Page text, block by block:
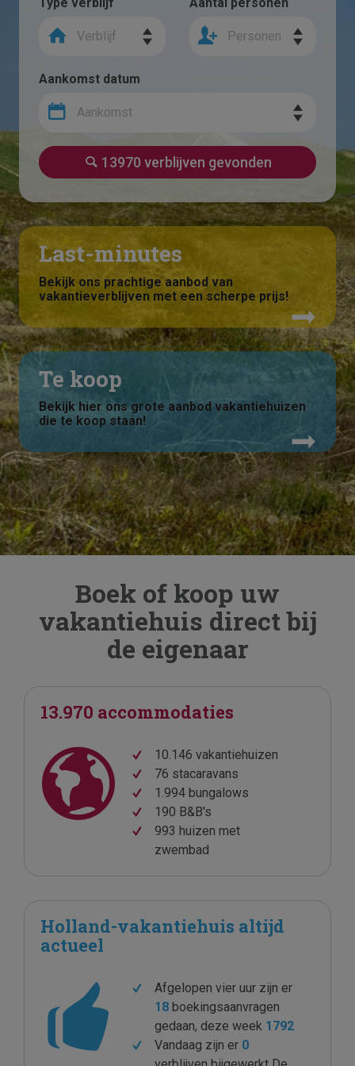
Verblijf Personen
Aankomst datum
Aankomst
13970 verblijven gevonden
Last-minutes
Bekijk ons prachtige aanbod van
vakantieverblijven met een scherpe prijs!
Te koop
Bekijk hier ons grote aanbod vakantiehuizen
die te koop staan!
Boek of koop uw
vakantiehuis direct bij
de eigenaar
13.970 accommodaties
10.146 vakantiehuizen
76 stacaravans
1.994 bungalows
190 B&B's
993 huizen met
zwembad
Holland-vakantiehuis altijd
actueel
Afgelopen vier uur zijn er
18boekingsaanvragen
gedaan, deze week 1792
Vandaag zijn er 0